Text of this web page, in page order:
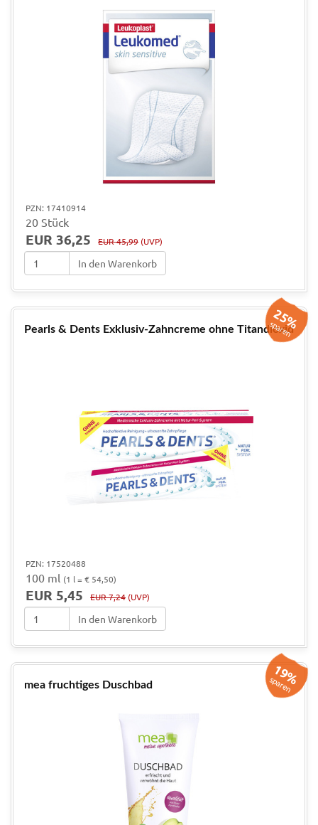
PZN: 17410914
20 Stück
EUR 36,25 EUR 45,99 (UVP)
In den Warenkorb
Pearls & Dents Exklusiv-Zahncreme ohne Titandioxid
25%
sparen
PZN: 17520488
100 ml (1 l = € 54,50)
EUR 5,45 EUR 7,24 (UVP)
In den Warenkorb
mea fruchtiges Duschbad 19%
sparen